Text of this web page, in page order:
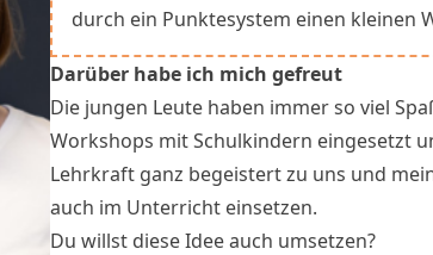
durch ein Punktesystem einen kleinen
Darüber habe ich mich gefreut
Die jungen Leute haben immer so viel
Workshops mit Schulkindern eingesetzt
Lehrkraft ganz begeistert zu uns und
auch im Unterricht einsetzen.
Du willst diese Idee auch umsetzen?